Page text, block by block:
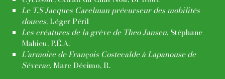
Le T.S Jacques Carelman précurseur des mobilités
douces, Léger Péril
Les créatures de la grève de Theo Jansen, Stéphane
Mahieu, P.É.A.
L’armoire de François Costecalde à Lapanouse de
Séverac, Marc Décimo, R.